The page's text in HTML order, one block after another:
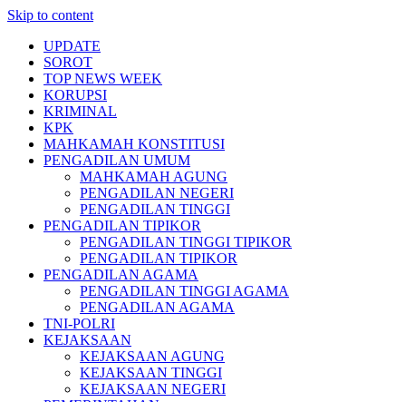
Skip to content
UPDATE
SOROT
TOP NEWS WEEK
KORUPSI
KRIMINAL
KPK
MAHKAMAH KONSTITUSI
PENGADILAN UMUM
MAHKAMAH AGUNG
PENGADILAN NEGERI
PENGADILAN TINGGI
PENGADILAN TIPIKOR
PENGADILAN TINGGI TIPIKOR
PENGADILAN TIPIKOR
PENGADILAN AGAMA
PENGADILAN TINGGI AGAMA
PENGADILAN AGAMA
TNI-POLRI
KEJAKSAAN
KEJAKSAAN AGUNG
KEJAKSAAN TINGGI
KEJAKSAAN NEGERI